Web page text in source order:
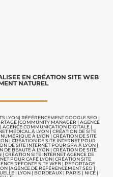
EN CRÉATION SITE WEB
NATUREL
LYON| RÉFÉRENCEMENT GOOGLE SEO |
|COMMUNITY MANAGER | AGENCE
AGENCE COMMUNICATIONDIGITALE |
MÉDICAL À LYON | CRÉATION DE SITE
À LYON| CRÉATION DE SITE
| CRÉATION DE SITE INTERNET POUR
DE SITE INTERNET POUR SPA À LYON |
DE BEAUTÉ À LYON | CRÉATION DE SITE
| CRÉATION SITE INTERNET AGENCE DE
POUR CAFÉ LYON| CRÉATION SITE
REFONTE SITE WEB| REPORTAGE
|AGENCE DE RÉFÉRENCEMENT SEO |
| LYON | BORDEAUX | PARIS | NICE |